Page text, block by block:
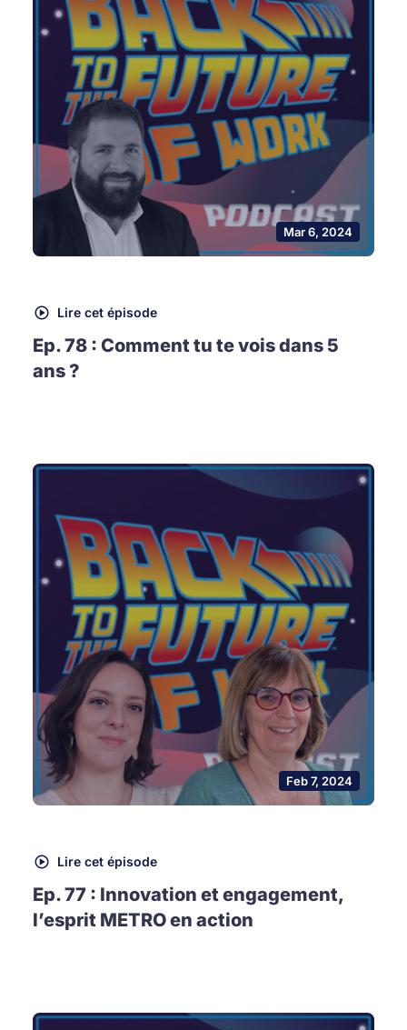
Mar 6, 2024
Lire cet épisode
Ep. 78 : Comment tu te vois dans 5
ans ?
Feb 7, 2024
Lire cet épisode
Ep. 77 : Innovation et engagement,
l’esprit METRO en action